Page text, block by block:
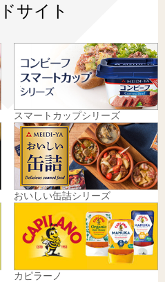
サイト
スマートカップシリーズ
おいしい缶詰シリーズ
カピラーノ